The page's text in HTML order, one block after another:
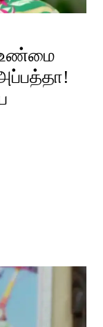
உண்மை